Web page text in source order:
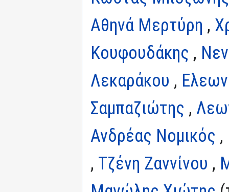
Αθηνά Μερτύρη ,
Κουφουδάκης ,
Λεκαράκου ,
Σαμπαζιώτης ,
Ανδρέας Νομικός ,
, Τζένη Ζαννίνου ,